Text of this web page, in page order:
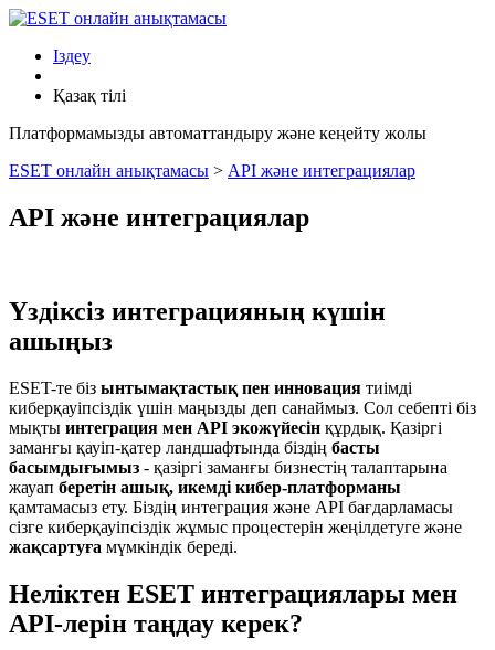
Іздеу
Қазақ тілі
Платформамызды автоматтандыру және кеңейту жолы
ESET онлайн анықтамасы > API және интеграциялар
API және интеграциялар
Үздіксіз интеграцияның күшін
ашыңыз
ESET-те біз ынтымақтастық пен инновация тиімді
киберқауіпсіздік үшін маңызды деп санаймыз. Сол себепті біз
мықты интеграция мен API экожүйесін құрдық. Қазіргі
заманғы қауіп-қатер ландшафтында біздің басты
басымдығымыз - қазіргі заманғы бизнестің талаптарына
жауап беретін ашық, икемді кибер-платформаны
қамтамасыз ету. Біздің интеграция және API бағдарламасы
сізге киберқауіпсіздік жұмыс процестерін жеңілдетуге және
жақсартуға мүмкіндік береді.
Неліктен ESET интеграциялары мен
API-лерін таңдау керек?